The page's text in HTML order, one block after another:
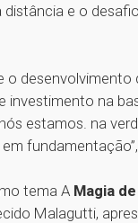
e o
o
investimento na
estamos. na
tema A Magia
Malagutti,